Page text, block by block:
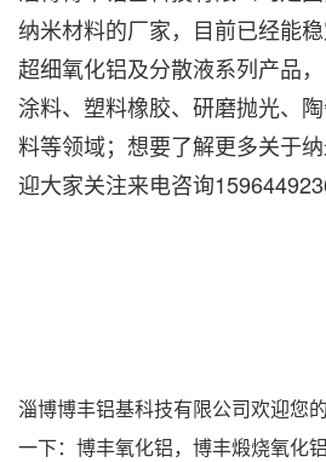
纳米材料的厂家，目前已经能
超细氧化铝及分散液系列产品
涂料、塑料橡胶、研磨抛光、
料等领域；想要了解更多关于
迎大家关注来电咨询
淄博博丰铝基科技有限公司欢迎您
一下：博丰氧化铝，博丰煅烧氧化